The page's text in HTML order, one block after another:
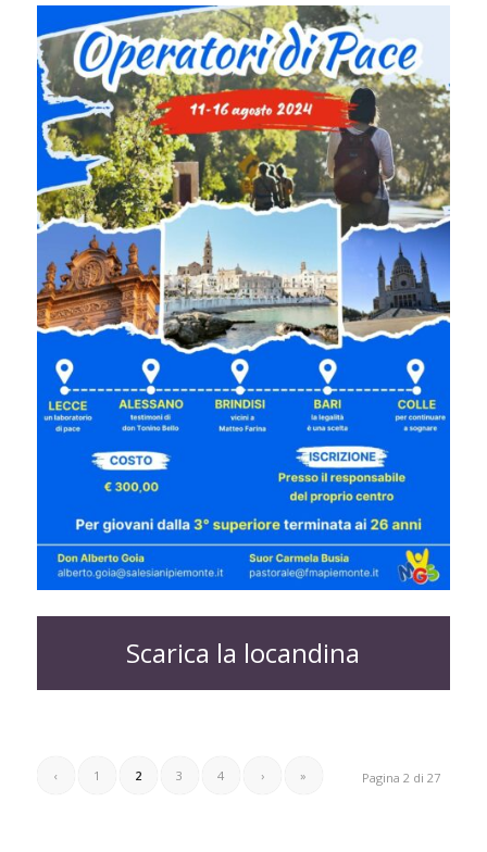
Scarica la locandina
Pagina 2 di 27
‹ 1 2 3 4 › »